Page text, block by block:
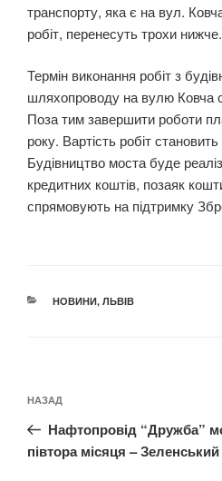
транспорту, яка є на вул.
робіт, перенесуть трохи нижче.
Термін виконання робіт з
шляхопроводу на вулю Ковча
Поза тим завершити роботи
року. Вартість робіт
Будівництво моста буде
кредитних коштів, позаяк
спрямовують на підтримку
КАТЕГОРІЇ
НОВИНИ, ЛЬВІВ
записів
Попередній
запис:
НАЗАД
Нафтопровід “Дружба”
півтора місяця –